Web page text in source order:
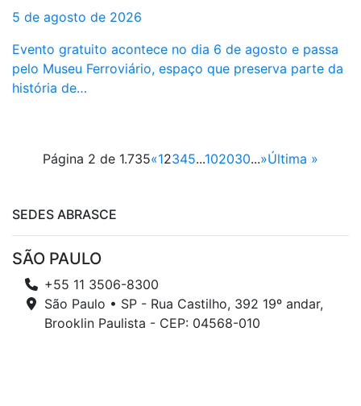
5 de agosto de 2026
Evento gratuito acontece no dia 6 de agosto e passa
pelo Museu Ferroviário, espaço que preserva parte da
história de…
Página 2 de 1.735«12345...102030...»Última »
SEDES ABRASCE
SÃO PAULO
+55 11 3506-8300
São Paulo • SP - Rua Castilho, 392 19º andar,
Brooklin Paulista - CEP: 04568-010